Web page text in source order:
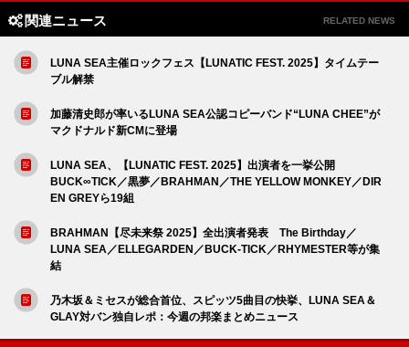
関連ニュース RELATED NEWS
LUNA SEA主催ロックフェス【LUNATIC FEST. 2025】タイムテー
ブル解禁
加藤清史郎が率いるLUNA SEA公認コピーバンド“LUNA CHEE”が
マクドナルド新CMに登場
LUNA SEA、【LUNATIC FEST. 2025】出演者を一挙公開
BUCK∞TICK／黒夢／BRAHMAN／THE YELLOW MONKEY／DIR
EN GREYら19組
BRAHMAN【尽未来祭 2025】全出演者発表 The Birthday／
LUNA SEA／ELLEGARDEN／BUCK-TICK／RHYMESTER等が集
結
乃木坂＆ミセスが総合首位、スピッツ5曲目の快挙、LUNA SEA＆
GLAY対バン独自レポ：今週の邦楽まとめニュース